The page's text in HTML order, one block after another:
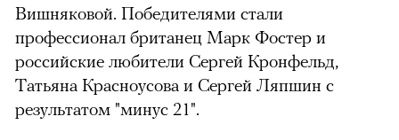
Вишняковой. Победителями стали
профессионал британец Марк Фостер и
российские любители Сергей Кронфельд,
Татьяна Красноусова и Сергей Ляпшин с
результатом "минус 21".